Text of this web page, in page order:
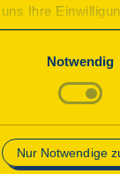
uns Ihre
des
mit „Speichern“
Notwendig
Nur Notwendige